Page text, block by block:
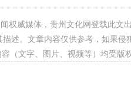
权威媒体，贵州文化网登载此文
述。文章内容仅供参考，如果
（文字、图片、视频等）均受版